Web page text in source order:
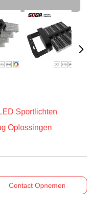
Sportlichten
Oplossingen
Contact Opnemen